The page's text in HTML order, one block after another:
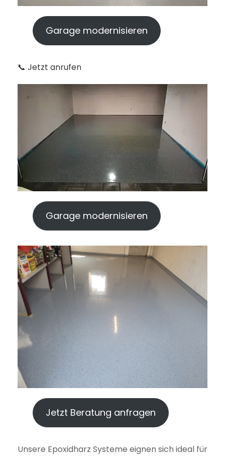
Garage modernisieren
📞 Jetzt anrufen
Garage modernisieren
Jetzt Beratung anfragen
Unsere Epoxidharz Systeme eignen sich ideal für